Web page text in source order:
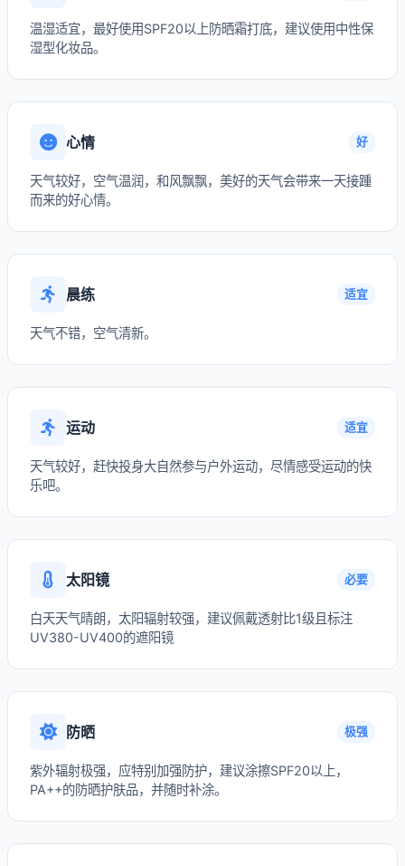
温湿适宜，最好使用SPF20以上防晒霜打底，建议使用中性保
湿型化妆品。
心情 好
天气较好，空气温润，和风飘飘，美好的天气会带来一天接踵
而来的好心情。
晨练 适宜
天气不错，空气清新。
运动 适宜
天气较好，赶快投身大自然参与户外运动，尽情感受运动的快
乐吧。
太阳镜 必要
白天天气晴朗，太阳辐射较强，建议佩戴透射比1级且标注
UV380-UV400的遮阳镜
防晒 极强
紫外辐射极强，应特别加强防护，建议涂擦SPF20以上，
PA++的防晒护肤品，并随时补涂。